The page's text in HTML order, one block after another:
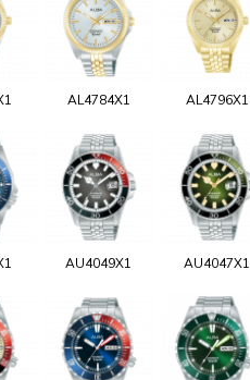
AL4784X1 AL4796X1
AU4049X1 AU4047X1